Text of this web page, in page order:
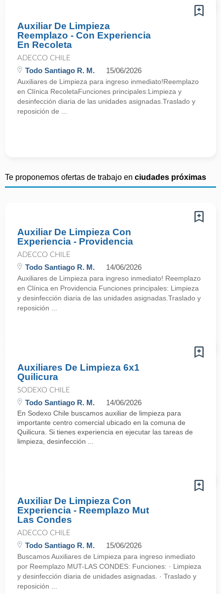
Auxiliar De Limpieza
Reemplazo - Con Experiencia
En Recoleta
ADECCO CHILE
Todo Santiago R. M. 15/06/2026
Auxiliares de Limpieza para ingreso inmediato!Reemplazo
en Clínica RecoletaFunciones principales:Limpieza y
desinfección diaria de las unidades asignadas.Traslado y
reposición de ...
Te proponemos ofertas de trabajo en ciudades próximas
Auxiliar De Limpieza Con
Experiencia - Providencia
ADECCO CHILE
Todo Santiago R. M. 14/06/2026
Auxiliares de Limpieza para ingreso inmediato! Reemplazo
en Clínica en Providencia Funciones principales: Limpieza
y desinfección diaria de las unidades asignadas.Traslado y
reposición ...
Auxiliares De Limpieza 6x1
Quilicura
SODEXO CHILE
Todo Santiago R. M. 14/06/2026
En Sodexo Chile buscamos auxiliar de limpieza para
importante centro comercial ubicado en la comuna de
Quilicura. Si tienes experiencia en ejecutar las tareas de
limpieza, desinfección ...
Auxiliar De Limpieza Con
Experiencia - Reemplazo Mut
Las Condes
ADECCO CHILE
Todo Santiago R. M. 15/06/2026
Buscamos Auxiliares de Limpieza para ingreso inmediato
por Reemplazo MUT-LAS CONDES: Funciones: · Limpieza
y desinfección diaria de unidades asignadas. · Traslado y
reposición ...